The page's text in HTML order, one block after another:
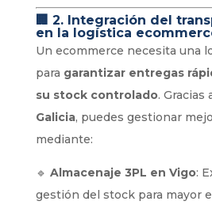
🏢 2. Integración del
en la logística
Un ecommerce necesita una
para garantizar entregas
su stock controlado. Gracias
Galicia, puedes gestionar
mediante:
🔹 Almacenaje 3PL en Vigo:
gestión del stock para mayor